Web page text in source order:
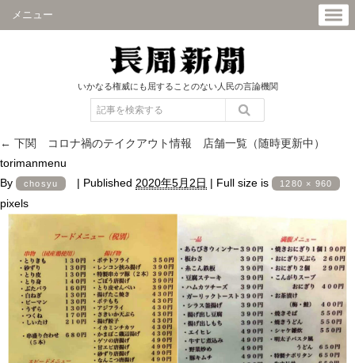
メニュー
いかなる権威にも屈することのない人民の言論機関
← 下関 コロナ禍のテイクアウト情報 店舗一覧（随時更新中）
torimanmenu
By
chosyu | Published 2020年5月2日 | Full size is 1280 × 960
pixels